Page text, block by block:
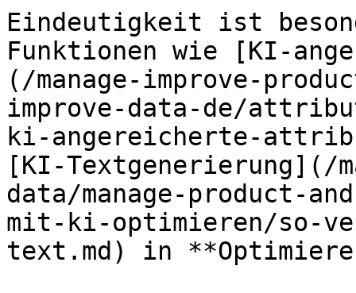
Eindeutigkeit ist
Funktionen wie [KI-
(/manage-improve-
improve-data-de/
ki-angereicherte-
[KI-Textgenerierung](/
data/manage-product-
mit-ki-optimieren/so-
text.md) in